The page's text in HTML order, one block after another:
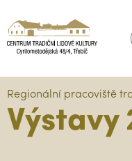
Regionální pracoviště
Výstavy